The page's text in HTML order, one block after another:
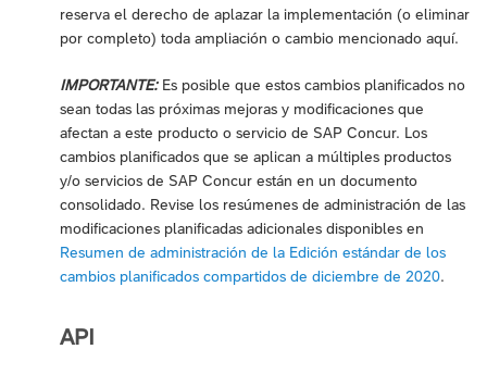
reserva el derecho de aplazar la implementación (o eliminar
por completo) toda ampliación o cambio mencionado aquí.
IMPORTANTE:Es posible que estos cambios planificados no
sean todas las próximas mejoras y modificaciones que
afectan a este producto o servicio de SAP Concur. Los
cambios planificados que se aplican a múltiples productos
y/o servicios de SAP Concur están en un documento
consolidado. Revise los resúmenes de administración de las
modificaciones planificadas adicionales disponibles en
Resumen de administración de la Edición estándar de los
cambios planificados compartidos de diciembre de 2020.
API